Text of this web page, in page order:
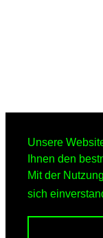
Unsere
Ihnen den
Mit der
sich